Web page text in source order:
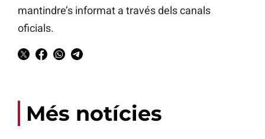
mantindre’s informat a través dels canals
oficials.
Més notícies